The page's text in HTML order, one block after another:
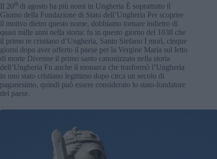
Il 20th di agosto ha più nomi in Ungheria È soprattutto il
Giorno della Fondazione di Stato dell’Ungheria Per scoprire
il motivo dietro questo nome, dobbiamo tornare indietro di
quasi mille anni nella storia: fu in questo giorno del 1038 che
il primo re cristiano d’Ungheria, Santo Stefano I morì, cinque
giorni dopo aver offerto il paese per la Vergine Maria sul letto
di morte Divenne il primo santo canonizzato nella storia
dell’Ungheria Fu anche il monarca che trasformò l’Ungheria
in uno stato cristiano legittimo dopo circa un secolo di
paganesimo, quindi può essere considerato lo stato-fondatore
del paese.